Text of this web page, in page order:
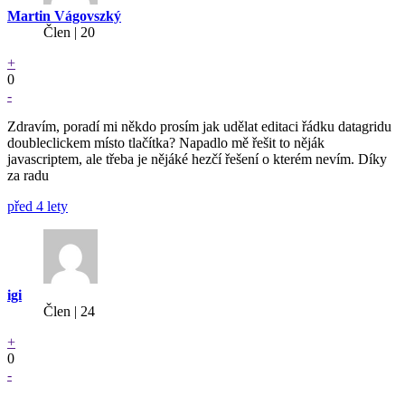
Martin Vágovszký
Člen | 20
+
0
-
Zdravím, poradí mi někdo prosím jak udělat editaci řádku datagridu
doubleclickem místo tlačítka? Napadlo mě řešit to něják
javascriptem, ale třeba je nějáké hezčí řešení o kterém nevím. Díky
za radu
před 4 lety
igi
Člen | 24
+
0
-